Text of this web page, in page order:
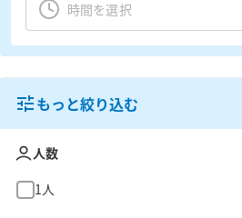
もっと絞り込む
人数
1人